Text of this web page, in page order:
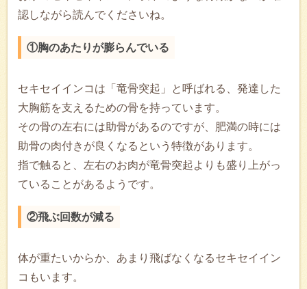
認しながら読んでくださいね。
①胸のあたりが膨らんでいる
セキセイインコは「竜骨突起」と呼ばれる、発達した
大胸筋を支えるための骨を持っています。
その骨の左右には助骨があるのですが、肥満の時には
助骨の肉付きが良くなるという特徴があります。
指で触ると、左右のお肉が竜骨突起よりも盛り上がっ
ていることがあるようです。
②飛ぶ回数が減る
体が重たいからか、あまり飛ばなくなるセキセイイン
コもいます。